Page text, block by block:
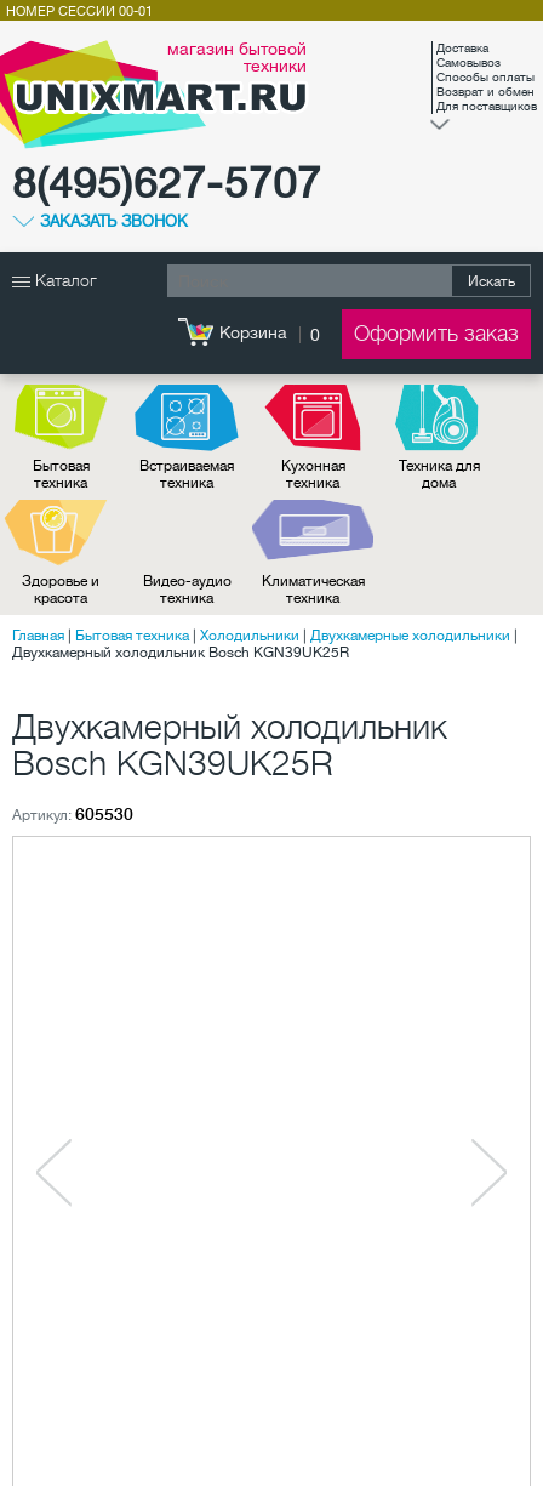
магазин бытовой
техники
8(495)627-5707
ЗАКАЗАТЬ ЗВОНОК
Доставка
Самовывоз
Способы оплаты
Возврат и обмен
Для поставщиков
НОМЕР СЕССИИ 00-01
Каталог Искать
Корзина 0 Оформить заказ
Бытовая
техника
Встраиваемая
техника
Кухонная
техника
Техника для
дома
Здоровье и
красота
Видео-аудио
техника
Климатическая
техника
Главная Бытовая техника| Холодильники Двухкамерные холодильники
Двухкамерный холодильник Bosch KGN39UK25R
Двухкамерный холодильник
Bosch KGN39UK25R
Артикул: 605530